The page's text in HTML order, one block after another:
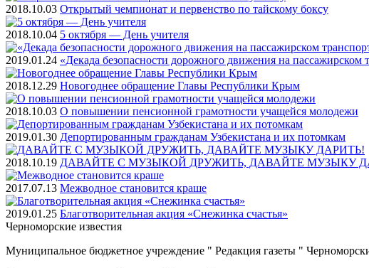
2018.10.03 Открытый чемпионат и первенство по тайскому боксу
2018.10.04 5 октября — День учителя
2019.01.24 «Декада безопасности дорожного движения на пассажирском
2018.12.29 Новогоднее обращение Главы Республики Крым
2018.10.03 О повышении пенсионной грамотности учащейся молодежи
2019.01.30 Депортированным гражданам Узбекистана и их потомкам
2018.10.19 ДАВАЙТЕ С МУЗЫКОЙ ДРУЖИТЬ, ДАВАЙТЕ МУЗЫКУ
2017.07.13 Межводное становится краше
2019.01.25 Благотворительная акция «Снежинка счастья»
Черноморские известия
Муниципальное бюджетное учреждение " Редакция газеты "